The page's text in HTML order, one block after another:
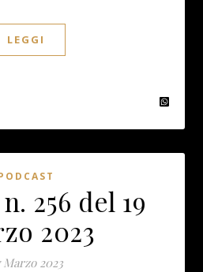
LEGGI
256 del 19
2023
Marzo 2023